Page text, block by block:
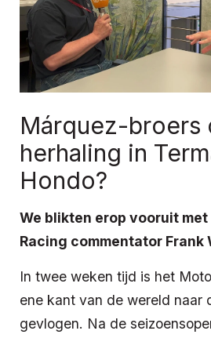
Márquez-broers
herhaling in
Hondo?
We blikten erop vooruit
Racing commentator Frank
In twee weken tijd is het
ene kant van de wereld naar
gevlogen. Na de